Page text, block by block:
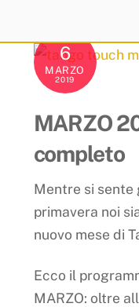
content
6
MARZO
2019
MARZO
completo
Mentre si sente
primavera noi
nuovo mese di
Ecco il
MARZO: oltre